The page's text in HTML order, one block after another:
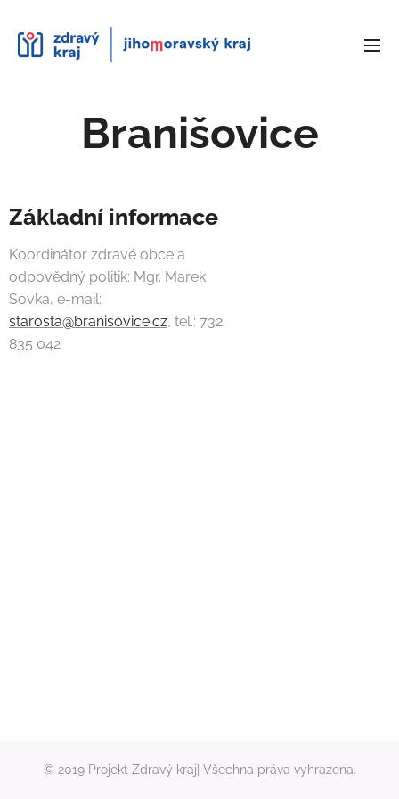
Branišovice
Základní informace
Koordinátor zdravé obce a
odpovědný politik: Mgr. Marek
Sovka, e-mail:
starosta@branisovice.cz, tel.: 732
835 042
© 2019 Projekt Zdravý kraj| Všechna práva vyhrazena.